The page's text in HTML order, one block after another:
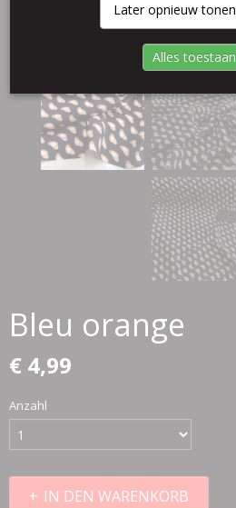
Bleu orange
€ 4,99
Anzahl
IN DEN WARENKORB
Later opnieuw tonen
Alles toestaan